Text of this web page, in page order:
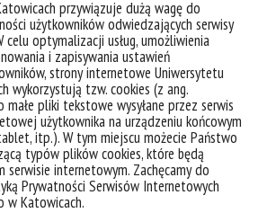
przywiązuje dużą wagę do
użytkowników odwiedzających serwisy
celu optymalizacji usług, umożliwienia
i zapisywania ustawień
strony internetowe Uniwersytetu
wykorzystują tzw. cookies (z ang.
małe pliki tekstowe wysyłane przez serwis
użytkownika na urządzeniu końcowym
itp.). W tym miejscu możecie Państwo
typów plików cookies, które będą
serwisie internetowym. Zachęcamy do
Prywatności Serwisów Internetowych
w Katowicach.
w zakresie sztuki
Fest’U w Saint-Étienne